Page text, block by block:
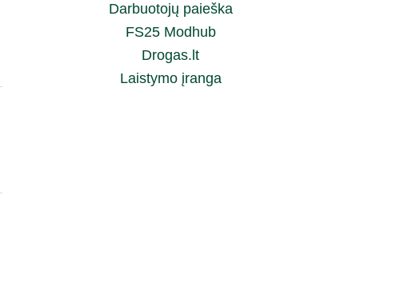
Darbuotojų paieška
FS25 Modhub
Drogas.lt
Laistymo įranga